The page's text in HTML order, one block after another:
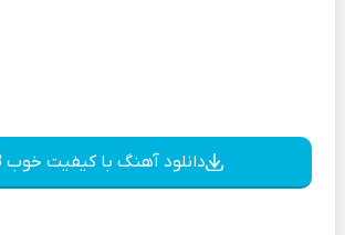
دانلود آهنگ با کیفیت خوب 128